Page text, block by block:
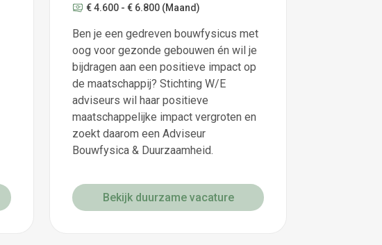
€ 4.600 - € 6.800 (Maand)
Ben je een gedreven bouwfysicus met
oog voor gezonde gebouwen én wil je
bijdragen aan een positieve impact op
de maatschappij? Stichting W/E
adviseurs wil haar positieve
maatschappelijke impact vergroten en
zoekt daarom een Adviseur
Bouwfysica & Duurzaamheid.
Bekijk duurzame vacature